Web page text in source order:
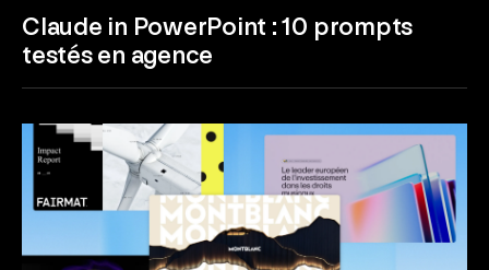
Claude in PowerPoint : 10 prompts
testés en agence